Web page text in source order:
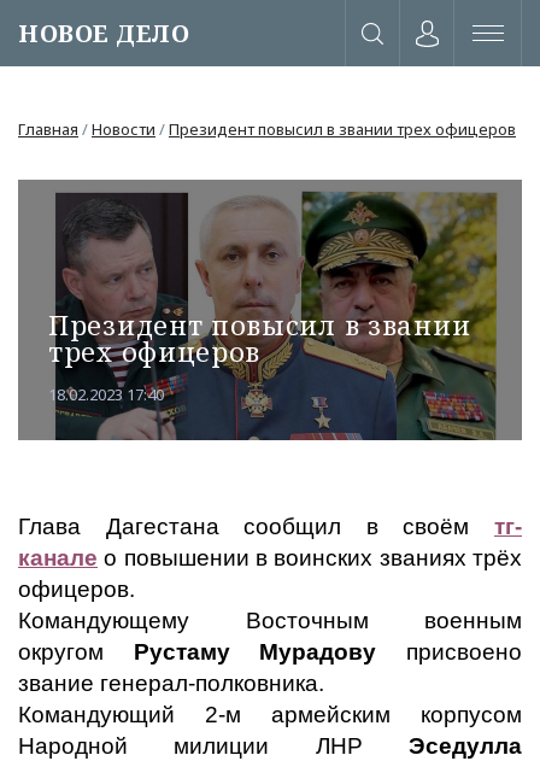
НОВОЕ ДЕЛО
Главная /Новости /Президент повысил в звании трех офицеров
Президент повысил в звании
трех офицеров
18.02.2023 17:40
Глава Дагестана сообщил в своём тг-
канале о повышении в воинских званиях трёх
офицеров.
Командующему Восточным военным
округом Рустаму Мурадову присвоено
звание генерал-полковника.
Командующий 2-м армейским корпусом
Народной милиции ЛНР Эседулла